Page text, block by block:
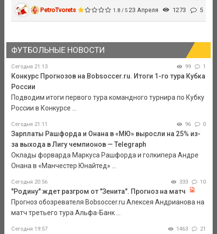
PetroTvorets 1.8 / 5 23 Апреля 1273 5
ФУТБОЛЬНЫЕ НОВОСТИ
Сегодня 21:13 99 1
Конкурс Прогнозов на Bobsoccer.ru. Итоги 1-го тура Кубка
России
Подводим итоги первого тура командного турнира по Кубку
России в Конкурсе ...
Сегодня 21:11 96 0
Зарплаты Рашфорда и Онана в «МЮ» выросли на 25% из-
за выхода в Лигу чемпионов — Telegraph
Оклады форварда Маркуса Рашфорда и голкипера Андре
Онана в «Манчестер Юнайтед» ...
Сегодня 20:56 333 10
"Родину" ждет разгром от "Зенита". Прогноз на матч
Прогноз обозревателя Bobsoccer.ru Алексея Андрианова на
матч третьего тура Альфа-Банк ...
Сегодня 19:57 1463 21